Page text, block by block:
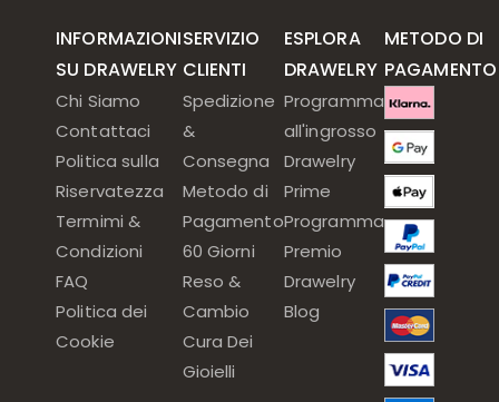
INFORMAZIONI
SU DRAWELRY
Chi Siamo
Contattaci
Politica sulla
Riservatezza
Termimi &
Condizioni
FAQ
Politica dei
Cookie
SERVIZIO
CLIENTI
Spedizione
&
Consegna
Metodo di
Pagamento
60 Giorni
Reso &
Cambio
Cura Dei
Gioielli
ESPLORA
DRAWELRY
Programma
all'ingrosso
Drawelry
Prime
Programma
Premio
Drawelry
Blog
METODO DI
PAGAMENTO